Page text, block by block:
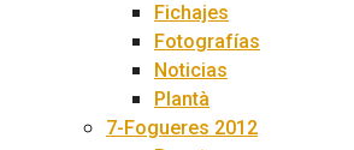
Fichajes
Fotografías
Noticias
Plantà
7-Fogueres 2012